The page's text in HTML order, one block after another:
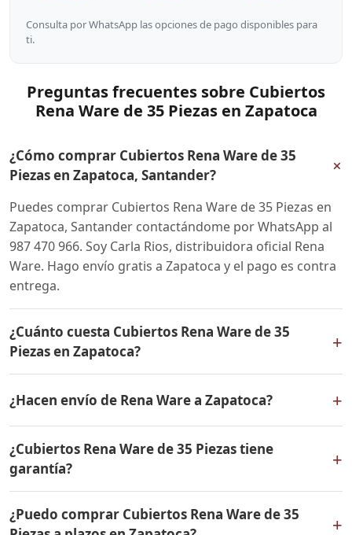
Consulta por WhatsApp las opciones de pago disponibles para
ti.
Preguntas frecuentes sobre Cubiertos
Rena Ware de 35 Piezas en Zapatoca
¿Cómo comprar Cubiertos Rena Ware de 35
Piezas en Zapatoca, Santander?
+
Puedes comprar Cubiertos Rena Ware de 35 Piezas en
Zapatoca, Santander contactándome por WhatsApp al
987 470 966. Soy Carla Rios, distribuidora oficial Rena
Ware. Hago envío gratis a Zapatoca y el pago es contra
entrega.
¿Cuánto cuesta Cubiertos Rena Ware de 35
Piezas en Zapatoca?
+
mismo en todo Colombia. Contáctame por WhatsApp
para conocer el precio actual, promociones disponibles
y facilidades de pago en cuotas desde el 10% de inicial.
¿Hacen envío de Rena Ware a Zapatoca? +
Piezas a Zapatoca, Santander y a todo Colombia. El
pago es contra entrega.
¿Cubiertos Rena Ware de 35 Piezas tiene
garantía?
+
por vida contra defectos de fabricación. Todos los
¿Puedo comprar Cubiertos Rena Ware de 35
+